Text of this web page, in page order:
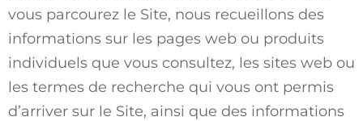
vous parcourez le Site, nous recueillons des
informations sur les pages web ou produits
individuels que vous consultez, les sites web ou
les termes de recherche qui vous ont permis
d’arriver sur le Site, ainsi que des informations